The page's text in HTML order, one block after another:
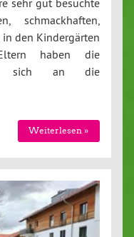
sehr gut besuchte
schmackhaften,
den Kindergärten
haben die
sich an die
Weiterlesen »